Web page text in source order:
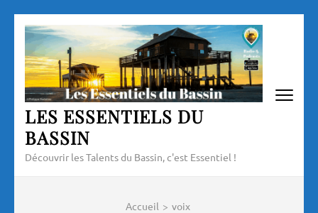
Aller
contenu
(Pressez
Entrée)
LES ESSENTIELS DU
BASSIN
Découvrir les Talents du Bassin, c'est Essentiel !
Accueil > voix